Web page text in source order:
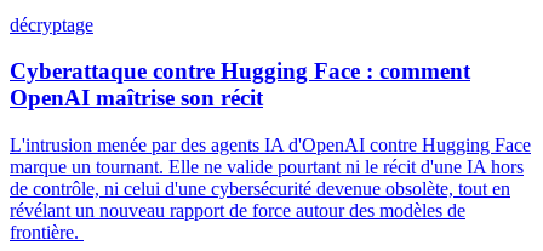
décryptage
Cyberattaque contre Hugging Face : comment
OpenAI maîtrise son récit
L'intrusion menée par des agents IA d'OpenAI contre Hugging Face
marque un tournant. Elle ne valide pourtant ni le récit d'une IA hors
de contrôle, ni celui d'une cybersécurité devenue obsolète, tout en
révélant un nouveau rapport de force autour des modèles de
frontière.